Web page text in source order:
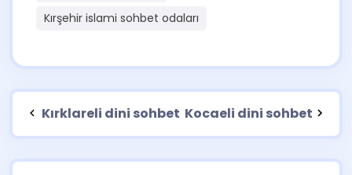
Kırşehir islami sohbet odaları
Kırklareli dini sohbet Kocaeli dini sohbet